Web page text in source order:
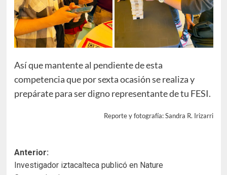
Así que mantente al pendiente de esta
competencia que por sexta ocasión se realiza y
prepárate para ser digno representante de tu FESI.
Reporte y fotografía: Sandra R. Irizarri
Navegación
de
Anterior:
Investigador iztacalteca publicó en Nature